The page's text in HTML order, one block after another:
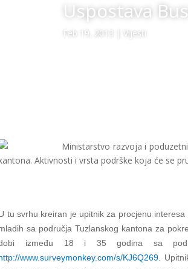
Uspostava
Feb 19, 2013 Vijesti
F
o
Ministarstvo razvoja i
Aktivnosti i vrsta podrške koja će se
tu svrhu kreiran je upitnik za procjenu
sa područja Tuzlanskog kantona za
između 18 i 35 godina sa
www.surveymonkey.com/s/KJ6Q269.